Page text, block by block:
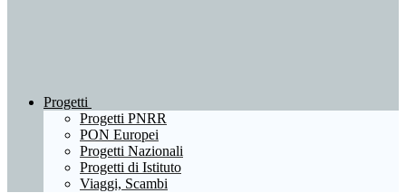
Progetti
Progetti PNRR
PON Europei
Progetti Nazionali
Progetti di Istituto
Viaggi, Scambi